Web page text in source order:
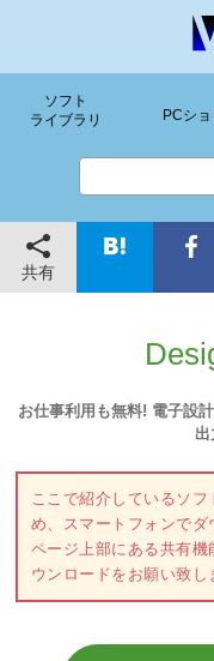
ソフト
ライブラリ
PCシ
共有
お仕事利用も無料! 電子設
ここで紹介しているソ
め、スマートフォンでダ
ページ上部にある共有
ウンロードをお願い致し